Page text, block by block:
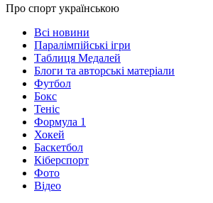
Про спорт українською
Всі новини
Паралімпійські ігри
Таблиця Медалей
Блоги та авторські матеріали
Футбол
Бокс
Теніс
Формула 1
Хокей
Баскетбол
Кіберспорт
Фото
Відео